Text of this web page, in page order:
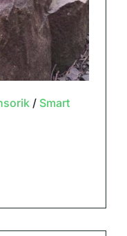
/ Smart